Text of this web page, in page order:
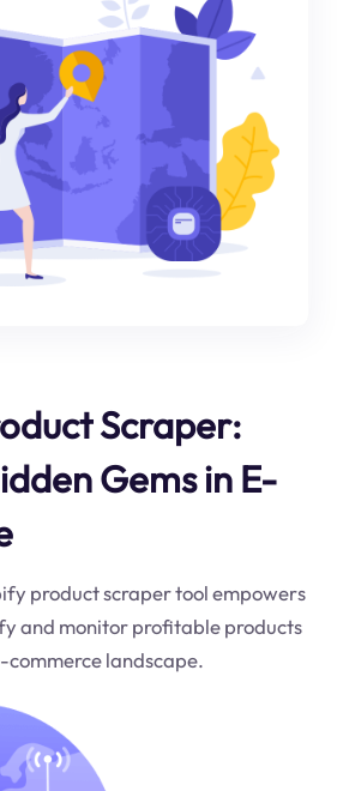
Scraper:
Gems in E-
product scraper tool empowers
and monitor profitable products
landscape.